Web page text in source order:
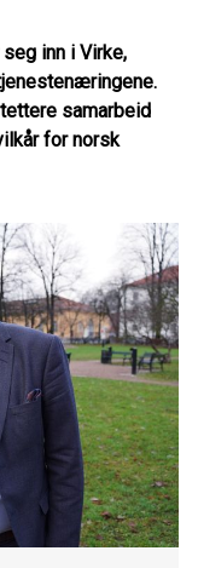
inn i Virke,
samarbeid
for norsk